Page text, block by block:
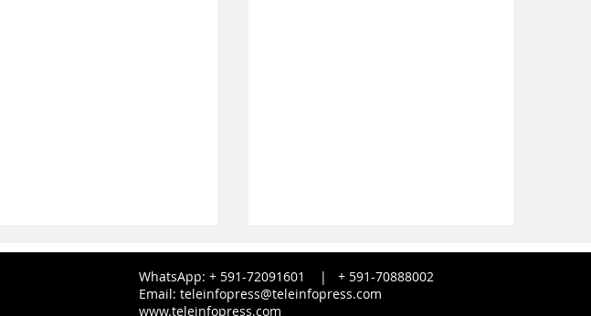
WhatsApp: + 591-72091601 | + 591-70888002
Email: teleinfopress@teleinfopress.com
www.teleinfopress.com